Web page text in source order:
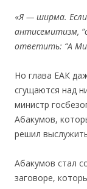
«Я — ширма.
антисемитизм,
ответить: “A
Но глава ЕАК
сгущаются над
министр
Абакумов,
решил
Абакумов стал
заговоре,